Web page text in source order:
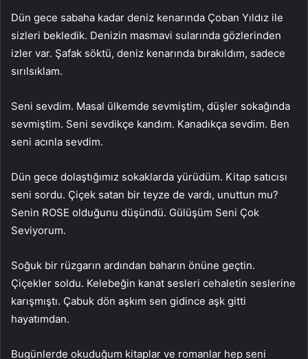
Dün gece sabaha kadar deniz kenarında Çoban Yıldız ile
sizleri bekledik. Denizin masmavi sularında gözlerinden
izler var. Şafak söktü, deniz kenarında bırakıldım, sadece
sırılsıklam.
Seni sevdim. Masal ülkemde sevmiştim, düşler sokağında
sevmiştim. Seni sevdikçe kandım. Kanadıkça sevdim. Ben
seni acınla sevdim.
Dün gece dolaştığımız sokaklarda yürüdüm. Kitap satıcısı
seni sordu. Çiçek satan bir teyze de vardı, unuttun mu?
Senin ROSE olduğunu düşündü. Gülüşüm Seni Çok
Seviyorum.
Soğuk bir rüzgarın ardından baharın önüne geçtin.
Çiçekler soldu. Kelebeğin kanat sesleri cehaletin seslerine
karışmıştı. Çabuk dön aşkım sen gidince aşk gitti
hayatımdan.
Bugünlerde okuduğum kitaplar ve romanlar hep seni